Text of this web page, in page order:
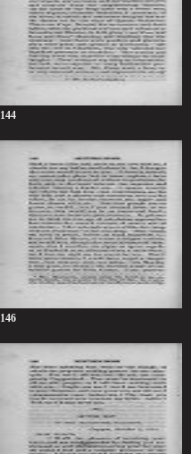
144
146